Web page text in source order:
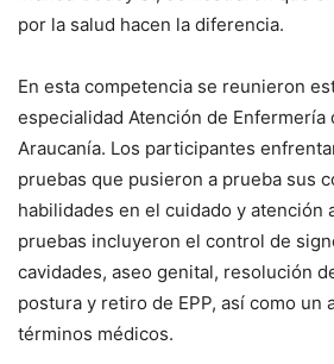
por la salud hacen la diferencia.
En esta competencia se reunieron
especialidad Atención de Enfermería
Araucanía. Los participantes
pruebas que pusieron a prueba sus
habilidades en el cuidado y atención
pruebas incluyeron el control de
cavidades, aseo genital, resolución
postura y retiro de EPP, así como un
términos médicos.